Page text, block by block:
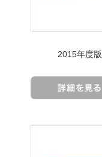
2015年度版